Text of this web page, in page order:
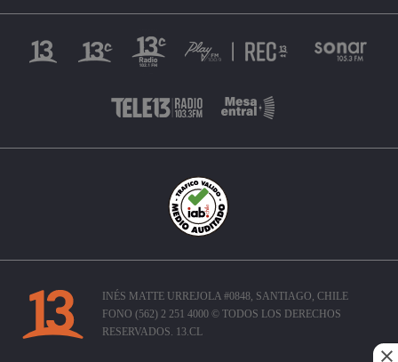
INÉS MATTE URREJOLA #0848, SANTIAGO, CHILE
FONO (562) 2 251 4000 © TODOS LOS DERECHOS
RESERVADOS. 13.CL